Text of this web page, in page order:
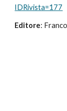
IDRivista=177
Editore: